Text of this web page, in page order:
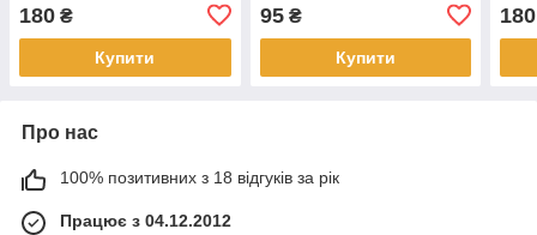
180 ₴
Купити
95₴
Купити
180
Про нас
100% позитивних з 18 відгуків за рік
Працює з 04.12.2012